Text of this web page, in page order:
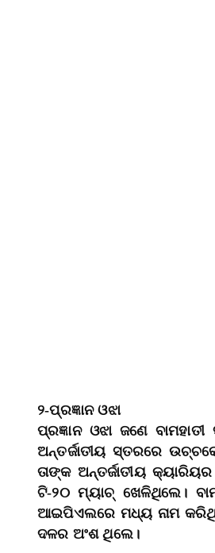
୨-ପ୍ରଜ୍ଞାନ ଓଝା
ପ୍ରଜ୍ଞାନ ଓଝା ଜଣେ
ଅନ୍ତର୍ଜାତୀୟ ସ୍ତରରେ
ତାଙ୍କ ଅନ୍ତର୍ଜାତୀୟ
ଟି-୨୦ ମ୍ୟାଚ୍‌ ଖେଳିଥିଲେ।
ଆଇପିଏଲରେ ମଧ୍ୟ ନାମ
ଦଳର ଅଂଶ ଥିଲେ।